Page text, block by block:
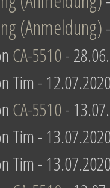
(Anmeldung)
CA-5510-
Tim -
CA-5510-
Tim -
Tim -